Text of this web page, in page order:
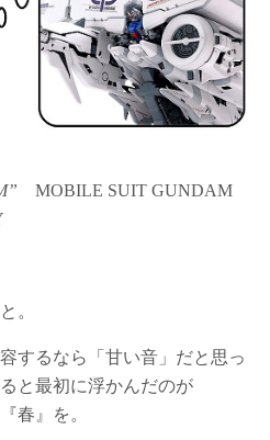
MOBILE SUIT GUNDAM
。
するなら「甘い音」だと思っ
と最初に浮かんだのが
春』を。